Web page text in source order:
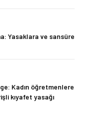
Yasaklara ve sansüre
Kadın öğretmenlere
kıyafet yasağı